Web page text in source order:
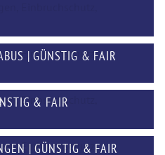
| GÜNSTIG & FAIR
& FAIR
| GÜNSTIG & FAIR